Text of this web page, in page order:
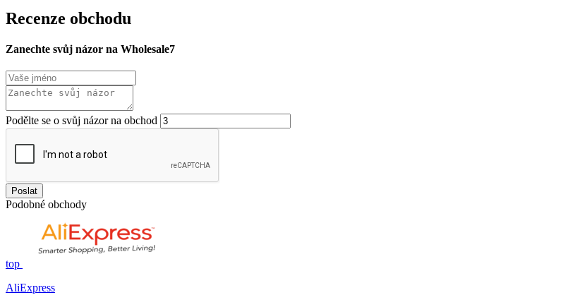
Recenze obchodu
Zanechte svůj názor na Wholesale7
Podělte se o svůj názor na obchod
Poslat
Podobné obchody
top
AliExpress